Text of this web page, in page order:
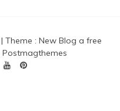
| Theme : New Blog a free
Postmagthemes